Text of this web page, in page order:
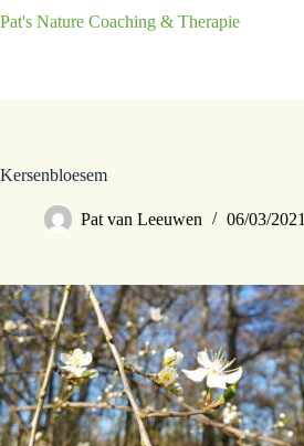
Pat's Nature Coaching & Therapie
Kersenbloesem
Pat van Leeuwen 06/03/2021